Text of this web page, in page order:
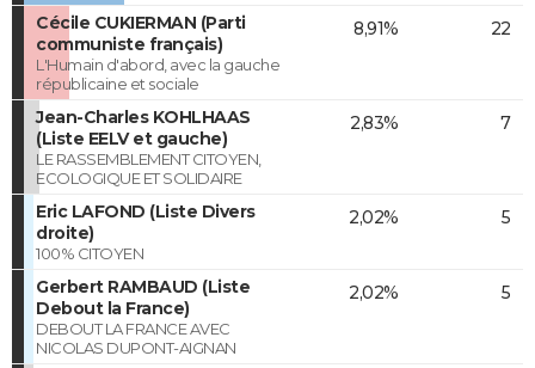
Cécile CUKIERMAN (Parti
communiste français)
L'Humain d'abord, avec la gauche
républicaine et sociale
8,91% 22
Jean-Charles KOHLHAAS
(Liste EELV et gauche)
LE RASSEMBLEMENT CITOYEN,
ECOLOGIQUE ET SOLIDAIRE
2,83% 7
Eric LAFOND (Liste Divers
droite)
100% CITOYEN
2,02% 5
Gerbert RAMBAUD (Liste
Debout la France)
DEBOUT LA FRANCE AVEC
NICOLAS DUPONT-AIGNAN
2,02% 5